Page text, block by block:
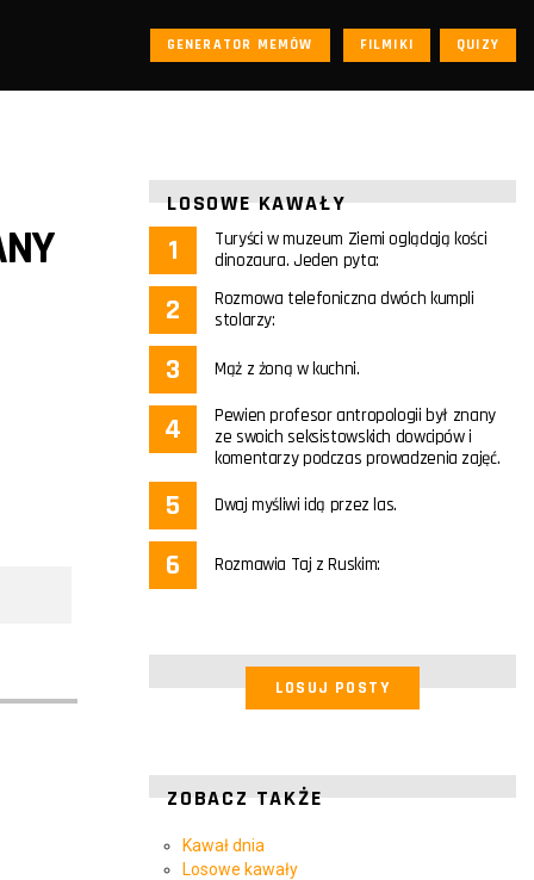
GENERATOR MEMÓW FILMIKI QUIZY
LOSOWE KAWAŁY
Turyści w muzeum Ziemi oglądają kości
dinozaura. Jeden pyta:
Rozmowa telefoniczna dwóch kumpli
stolarzy:
Mąż z żoną w kuchni.
Pewien profesor antropologii był znany
ze swoich seksistowskich dowcipów i
komentarzy podczas prowadzenia zajęć.
Dwaj myśliwi idą przez las.
Rozmawia Taj z Ruskim:
LOSUJ POSTY
ZOBACZ TAKŻE
Kawał dnia
Losowe kawały